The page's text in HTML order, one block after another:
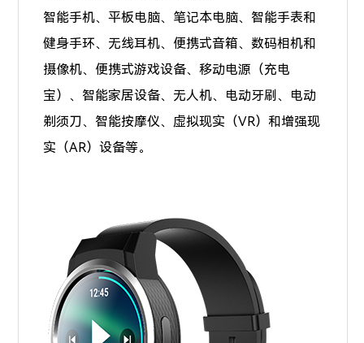
智能手机、平板电脑、笔记本电脑、智能手表和
健身手环、无线耳机、便携式音箱、数码相机和
摄像机、便携式游戏设备、移动电源（充电
宝）、智能家居设备、无人机、电动牙刷、电动
剃须刀、智能按摩仪、虚拟现实（VR）和增强现
实（AR）设备等。